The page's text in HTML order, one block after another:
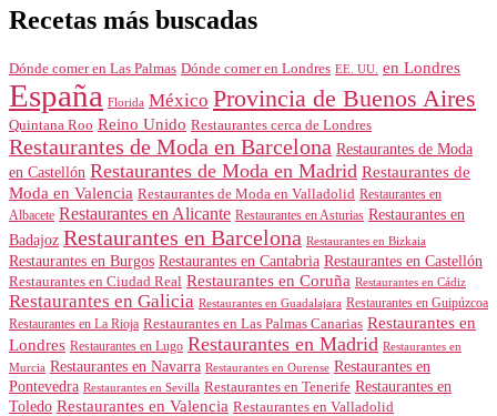
Recetas más buscadas
Dónde comer en Las Palmas Dónde comer en Londres EE. UU. en Londres
España Florida México Provincia de Buenos Aires
Quintana Roo Reino Unido Restaurantes cerca de Londres
Restaurantes de Moda en Barcelona Restaurantes de Moda
en Castellón Restaurantes de Moda en Madrid Restaurantes de
Moda en Valencia Restaurantes de Moda en Valladolid Restaurantes en
Albacete Restaurantes en Alicante Restaurantes en Asturias Restaurantes en
Badajoz Restaurantes en Barcelona Restaurantes en Bizkaia
Restaurantes en Burgos Restaurantes en Cantabria Restaurantes en Castellón
Restaurantes en Ciudad Real Restaurantes en Coruña Restaurantes en Cádiz
Restaurantes en Galicia Restaurantes en Guadalajara Restaurantes en Guipúzcoa
Restaurantes en La Rioja Restaurantes en Las Palmas Canarias Restaurantes en
Londres Restaurantes en Lugo Restaurantes en Madrid Restaurantes en
Murcia Restaurantes en Navarra Restaurantes en Ourense Restaurantes en
Pontevedra Restaurantes en Sevilla Restaurantes en Tenerife Restaurantes en
Toledo Restaurantes en Valencia Restaurantes en Valladolid